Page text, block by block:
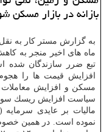
بازانه در بازار مسكن
به گزارش مستر كار به
ماه های اخیر منجر به
تبع ضرر سازندگان شده
افزایش قیمت ها را
مسكن و افزایش معاملات
سیاست افزایش ریسك
نموده است. در همین